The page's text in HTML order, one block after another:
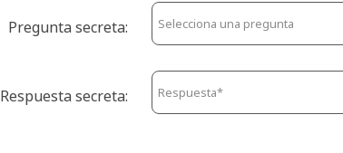
Pregunta secreta:
Respuesta secreta: